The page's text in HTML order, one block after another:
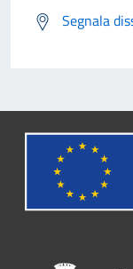
Segnala